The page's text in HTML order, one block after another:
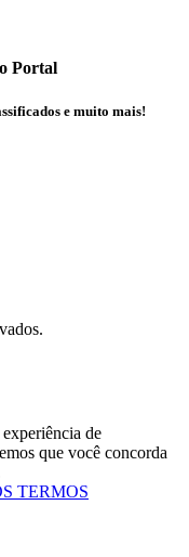
Portal
e muito mais!
de
que você concorda
TERMOS